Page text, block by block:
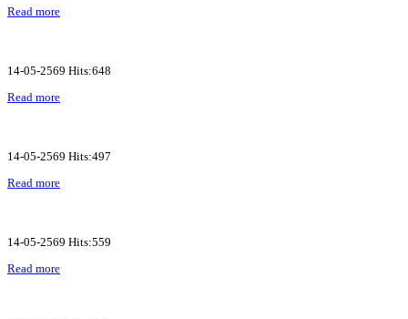
Read more
14-05-2569 Hits:648
Read more
14-05-2569 Hits:497
Read more
14-05-2569 Hits:559
Read more